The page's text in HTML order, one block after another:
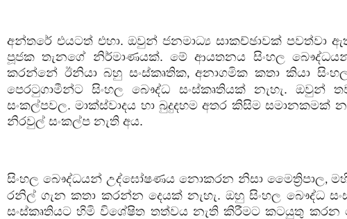
අන්තරේ එයටත් එහා. ඔවුන් ජනමාධ්‍ය සාකච්ඡාවක් පවත්වා
පූජක තැනගේ නිර්මාණයක්. මේ ආයතනය සිංහල
කරන්නේ ඊනියා බහු සංස්කෘතික,අනාගමික කතා කියා
පෙරටුගාමීන්ට සිංහල බෞද්ධ සංස්කෘතියක් නැහැ.
සංකල්පවල. මාක්ස්වාදය හා බුදුදහම අතර කිසිම සමානකමක්
නිරවුල් සංකල්ප නැති අය.
සිංහල බෞද්ධයන් උද්ඝෝෂණය නොකරන නිසා මෛත්‍රිපාල,
රනිල් ගැන කතා කරන්න දෙයක් නැහැ. ඔහු සිංහල බෞද්ධ
සංස්කෘතියට හිමි විශේෂිත තත්වය නැති කිරීමට කටයුතු